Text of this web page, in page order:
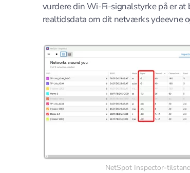
vurdere din Wi-Fi-signalstyrke på er
realtidsdata om dit netværks ydeevne
NetSpot Inspector-